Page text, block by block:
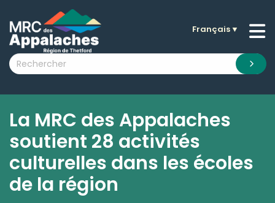
submenu (La MRC )
submenu (Citoyens )
submenu (Nouvelles )
submenu (Documentation )
Français▼
La MRC des Appalaches
soutient 28 activités
culturelles dans les écoles
de la région